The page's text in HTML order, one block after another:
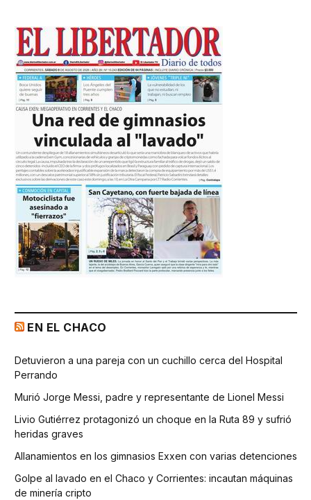
EN EL CHACO
Detuvieron a una pareja con un cuchillo cerca del Hospital
Perrando
Murió Jorge Messi, padre y representante de Lionel Messi
Livio Gutiérrez protagonizó un choque en la Ruta 89 y sufrió
heridas graves
Allanamientos en los gimnasios Exxen con varias detenciones
Golpe al lavado en el Chaco y Corrientes: incautan máquinas
de minería cripto